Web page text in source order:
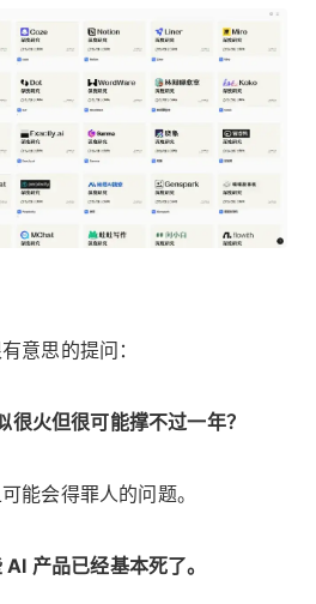
意思的提问：
火但很可能撑不过一年？
能会得罪人的问题。
产品已经基本死了。